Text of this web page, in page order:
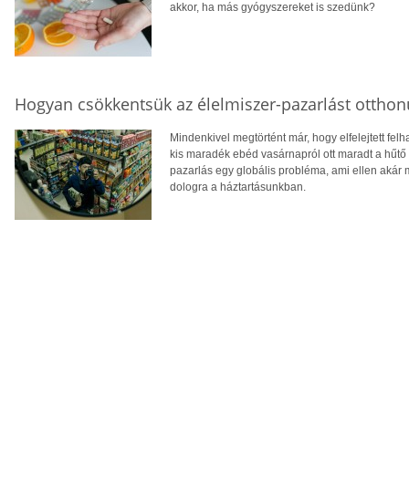
akkor, ha más gyógyszereket is szedünk?
Hogyan csökkentsük az élelmiszer-pazarlást
Mindenkivel megtörtént már, hogy elfelejtett
kis maradék ebéd vasárnapról ott maradt a
pazarlás egy globális probléma, ami ellen akár
dologra a háztartásunkban.